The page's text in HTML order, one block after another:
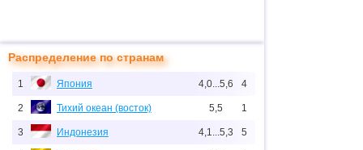
Распределение по странам
1 Япония 4,0...5,6 4
2 Тихий океан (восток) 5,5 1
3 Индонезия 4,1...5,3 5